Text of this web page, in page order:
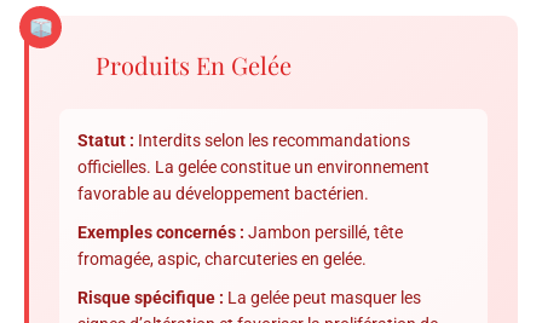
Produits En Gelée
Statut : Interdits selon les recommandations
officielles. La gelée constitue un environnement
favorable au développement bactérien.
Exemples concernés : Jambon persillé, tête
fromagée, aspic, charcuteries en gelée.
Risque spécifique : La gelée peut masquer les